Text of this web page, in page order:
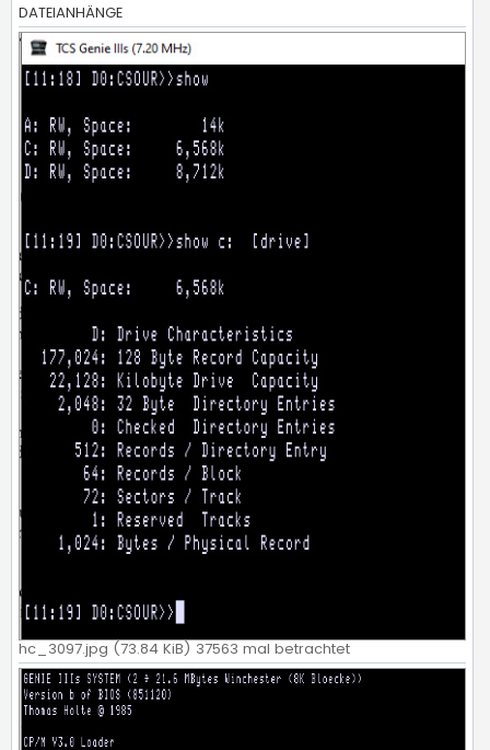
DATEIANHÄNGE
hc_3097.jpg (73.84 KiB) 37563 mal betrachtet